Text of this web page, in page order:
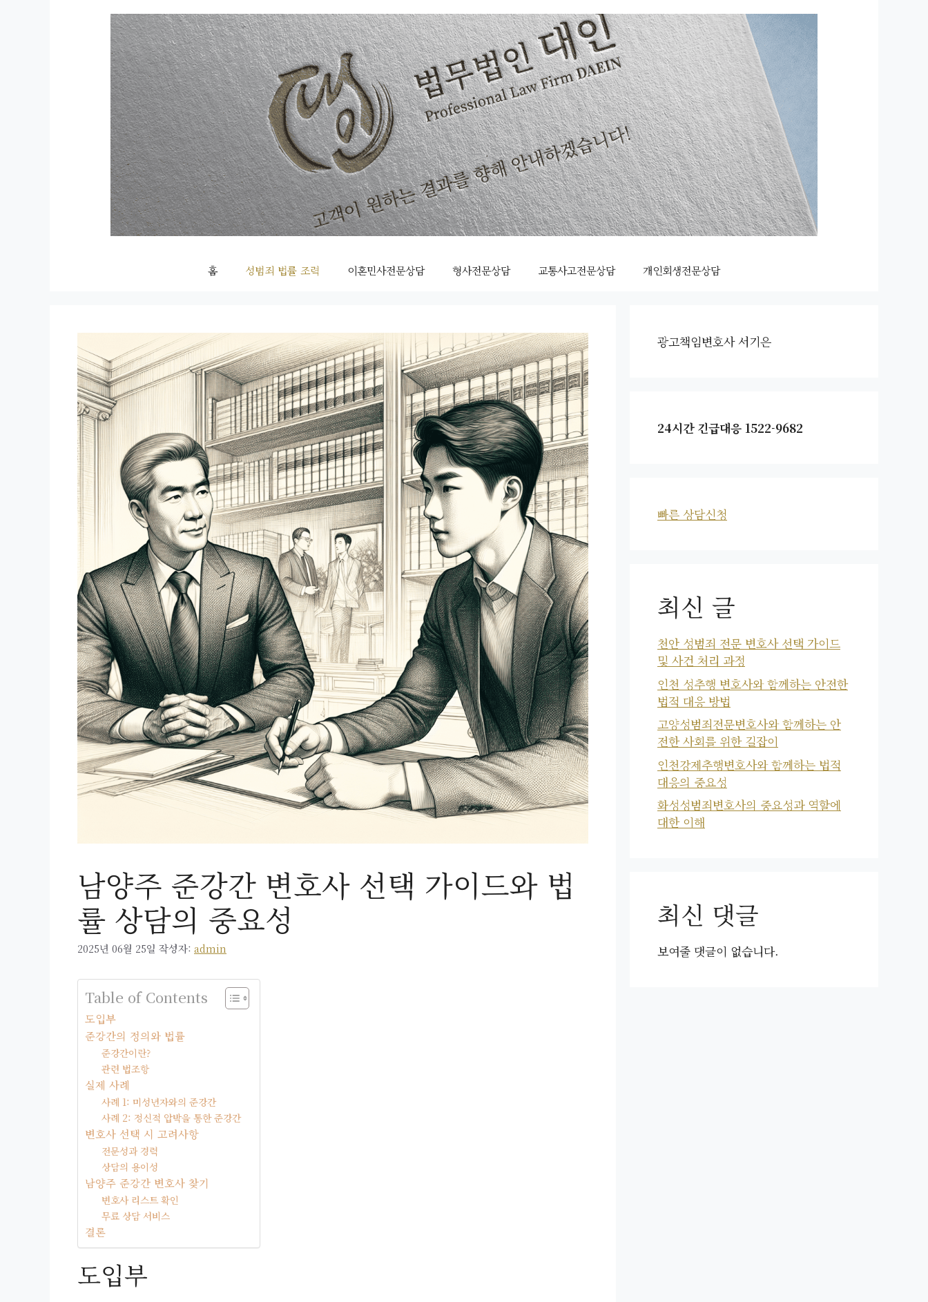
홈 성범죄 법률 조력 이혼민사전문상담 형사전문상담 교통사고전문상담 개인회생전문상담
남양주 준강간 변호사 선택 가이드와 법
률 상담의 중요성
2025년 06월 25일 작성자: admin
Table of Contents
도입부
준강간의 정의와 법률
준강간이란?
관련 법조항
실제 사례
사례 1: 미성년자와의 준강간
사례 2: 정신적 압박을 통한 준강간
변호사 선택 시 고려사항
전문성과 경력
상담의 용이성
남양주 준강간 변호사 찾기
변호사 리스트 확인
무료 상담 서비스
결론
도입부
광고책임변호사 서기은
24시간 긴급대응 1522-9682
빠른 상담신청
최신 글
천안 성범죄 전문 변호사 선택 가이드
및 사건 처리 과정
인천 성추행 변호사와 함께하는 안전한
법적 대응 방법
고양성범죄전문변호사와 함께하는 안
전한 사회를 위한 길잡이
인천강제추행변호사와 함께하는 법적
대응의 중요성
화성성범죄변호사의 중요성과 역할에
대한 이해
최신 댓글
보여줄 댓글이 없습니다.